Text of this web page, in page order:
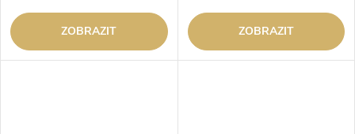
ZOBRAZIT ZOBRAZIT